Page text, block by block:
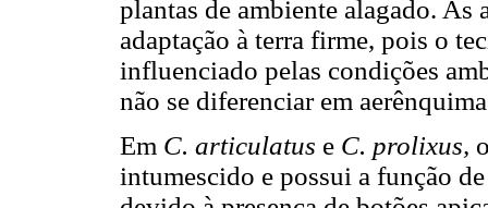
plantas de ambiente alagado. As
adaptação à terra firme, pois o
influenciado pelas condições
não se diferenciar em
Em C. articulatus e C. prolixus,
intumescido e possui a função